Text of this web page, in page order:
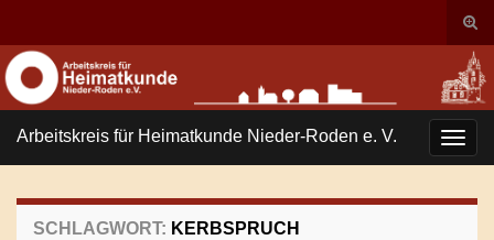
Search for:
Arbeitskreis für Heimatkunde Nieder-Roden e. V.
SCHLAGWORT: KERBSPRUCH